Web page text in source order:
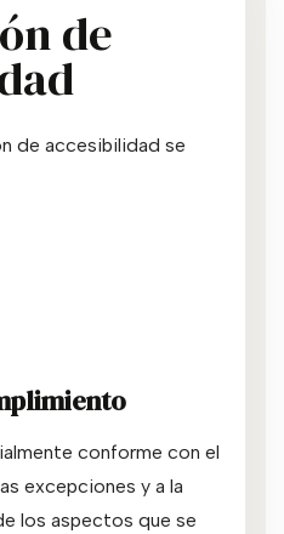
de
de accesibilidad se
conforme con el
excepciones y a la
los aspectos que se